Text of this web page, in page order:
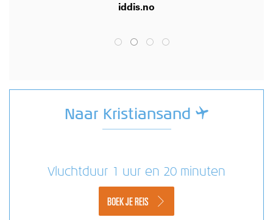
iddis.no
Naar Kristiansand
Vluchtduur 1 uur en 20 minuten
BOEK JE REIS